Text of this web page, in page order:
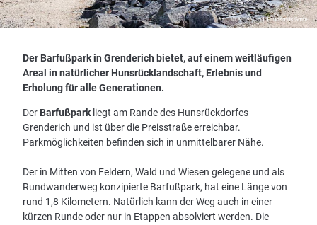
© Zeller Land Tourismus GmbH
Der Barfußpark in Grenderich bietet, auf einem weitläufigen
Areal in natürlicher Hunsrücklandschaft, Erlebnis und
Erholung für alle Generationen.
Der Barfußpark liegt am Rande des Hunsrückdorfes
Grenderich und ist über die Preisstraße erreichbar.
Parkmöglichkeiten befinden sich in unmittelbarer Nähe.
Der in Mitten von Feldern, Wald und Wiesen gelegene und als
Rundwanderweg konzipierte Barfußpark, hat eine Länge von
rund 1,8 Kilometern. Natürlich kann der Weg auch in einer
kürzen Runde oder nur in Etappen absolviert werden. Die